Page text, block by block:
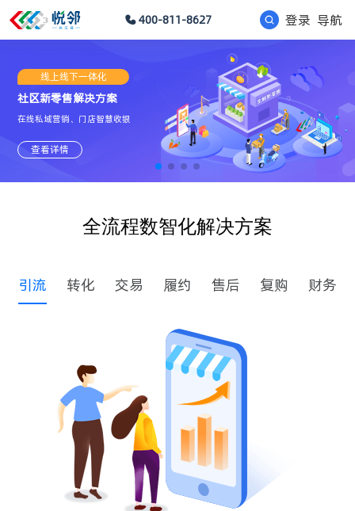
400-811-8627 登录 导航
线上线下一体化
社区新零售解决方案
查看详情
全流程数智化解决方案
引流 转化 交易 履约 售后 复购 财务